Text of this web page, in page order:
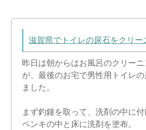
滋賀県でトイレの尿石をクリー
昨日は朝からはお風呂のクリー
が、最後のお宅で男性用トイレ
ました。
まず釣鐘を取って、洗剤の中に
ペンキの中と床に洗剤を塗布。